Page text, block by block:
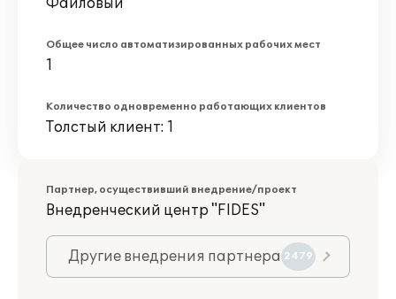
Файловый
Общее число автоматизированных рабочих мест
1
Количество одновременно работающих клиентов
Толстый клиент: 1
Партнер, осуществивший внедрение/проект
Внедренческий центр "FIDES"
Другие внедрения партнера 2479